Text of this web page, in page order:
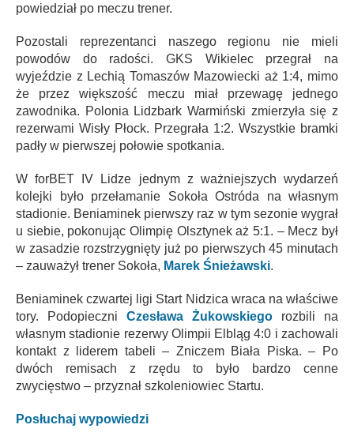
powiedział po meczu trener.
Pozostali reprezentanci naszego regionu nie mieli
powodów do radości. GKS Wikielec przegrał na
wyjeździe z Lechią Tomaszów Mazowiecki aż 1:4, mimo
że przez większość meczu miał przewagę jednego
zawodnika. Polonia Lidzbark Warmiński zmierzyła się z
rezerwami Wisły Płock. Przegrała 1:2. Wszystkie bramki
padły w pierwszej połowie spotkania.
W forBET IV Lidze jednym z ważniejszych wydarzeń
kolejki było przełamanie Sokoła Ostróda na własnym
stadionie. Beniaminek pierwszy raz w tym sezonie wygrał
u siebie, pokonując Olimpię Olsztynek aż 5:1. – Mecz był
w zasadzie rozstrzygnięty już po pierwszych 45 minutach
– zauważył trener Sokoła, Marek Śnieżawski.
Beniaminek czwartej ligi Start Nidzica wraca na właściwe
tory. Podopieczni Czesława Żukowskiego rozbili na
własnym stadionie rezerwy Olimpii Elbląg 4:0 i zachowali
kontakt z liderem tabeli – Zniczem Biała Piska. – Po
dwóch remisach z rzędu to było bardzo cenne
zwycięstwo – przyznał szkoleniowiec Startu.
Posłuchaj wypowiedzi